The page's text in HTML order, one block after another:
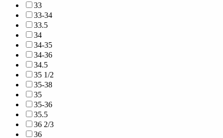
33
33-34
33.5
34
34-35
34-36
34.5
35 1/2
35-38
35
35-36
35.5
36 2/3
36